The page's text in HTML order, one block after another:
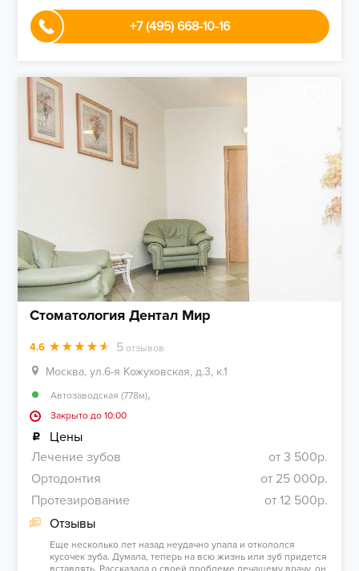
+7 (495) 668-10-16
Стоматология Дентал Мир
4.6 5 отзывов
Москва, ул.6-я Кожуховская, д.3, к.1
Автозаводская (778м),
Закрыто до 10:00
Цены
Лечение зубов
от 3 500р.
Ортодонтия
от 25 000р.
Протезирование
от 12 500р.
Отзывы
Еще несколько лет назад неудачно упала и откололся
кусочек зуба. Думала, теперь на всю жизнь или зуб придется